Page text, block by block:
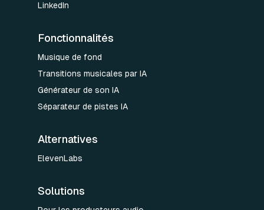
LinkedIn
Fonctionnalités
Musique de fond
Transitions musicales par IA
Générateur de son IA
Séparateur de pistes IA
Alternatives
ElevenLabs
Solutions